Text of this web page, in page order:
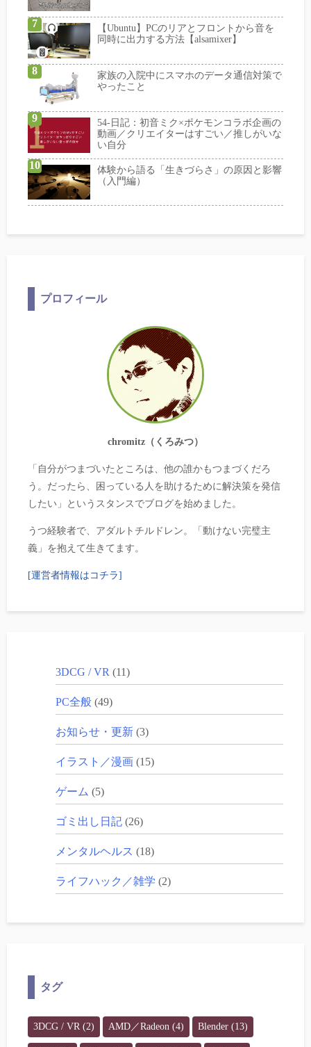
【Ubuntu】PCのリアとフロントから音を
同時に出力する方法【alsamixer】
家族の入院中にスマホのデータ通信対策で
やったこと
54-日記：初音ミク×ポケモンコラボ企画の
動画／クリエイターはすごい／推しがいな
い自分
体験から語る「生きづらさ」の原因と影響
（入門編）
プロフィール
chromitz（くろみつ）
「自分がつまづいたところは、他の誰かもつまづくだろ
う。だったら、困っている人を助けるために解決策を発信
したい」というスタンスでブログを始めました。
うつ経験者で、アダルトチルドレン。「動けない完璧主
義」を抱えて生きてます。
[運営者情報はコチラ]
3DCG / VR (11)
PC全般 (49)
お知らせ・更新 (3)
イラスト／漫画 (15)
ゲーム (5)
ゴミ出し日記 (26)
メンタルヘルス (18)
ライフハック／雑学 (2)
タグ
3DCG / VR(2) AMD／Radeon (4) Blender (13)